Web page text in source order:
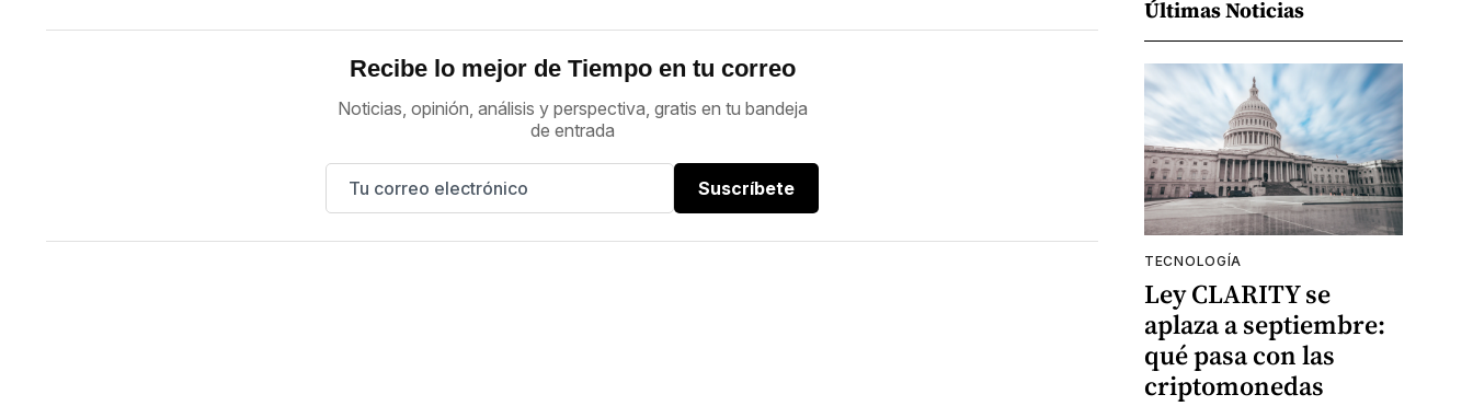
Recibe lo mejor de Tiempo en tu correo
Noticias, opinión, análisis y perspectiva, gratis en tu bandeja
de entrada
Suscríbete
Últimas Noticias
TECNOLOGÍA
Ley CLARITY se
aplaza a septiembre:
qué pasa con las
criptomonedas